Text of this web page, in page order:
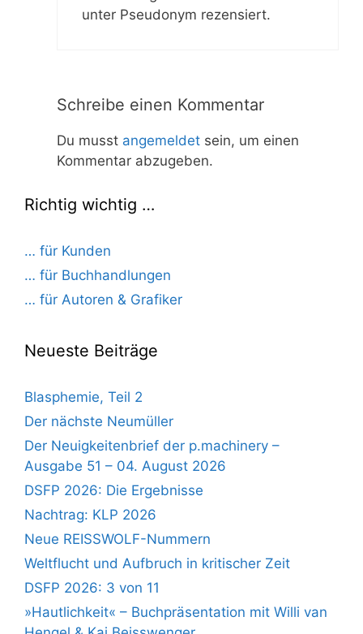
unter Pseudonym rezensiert.
Schreibe einen Kommentar
Du musst angemeldet sein, um einen
Kommentar abzugeben.
Richtig wichtig …
… für Kunden
… für Buchhandlungen
… für Autoren & Grafiker
Neueste Beiträge
Blasphemie, Teil 2
Der nächste Neumüller
Der Neuigkeitenbrief der p.machinery –
Ausgabe 51 – 04. August 2026
DSFP 2026: Die Ergebnisse
Nachtrag: KLP 2026
Neue REISSWOLF-Nummern
Weltflucht und Aufbruch in kritischer Zeit
DSFP 2026: 3 von 11
»Hautlichkeit« – Buchpräsentation mit Willi van